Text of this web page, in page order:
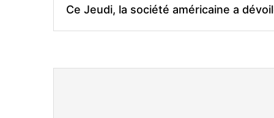
Ce Jeudi, la société américaine a